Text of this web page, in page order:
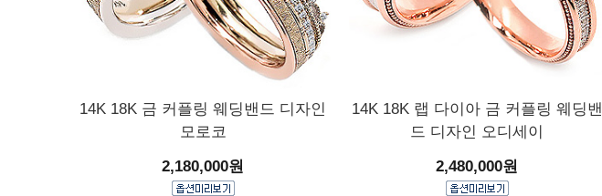
14K 18K 금 커플링 웨딩밴드 디자인
모로코
2,180,000원
14K 18K 랩 다이아 금 커플링 웨딩밴
드 디자인 오디세이
2,480,000원